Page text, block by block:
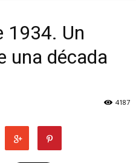
1934. Un
una década
4187